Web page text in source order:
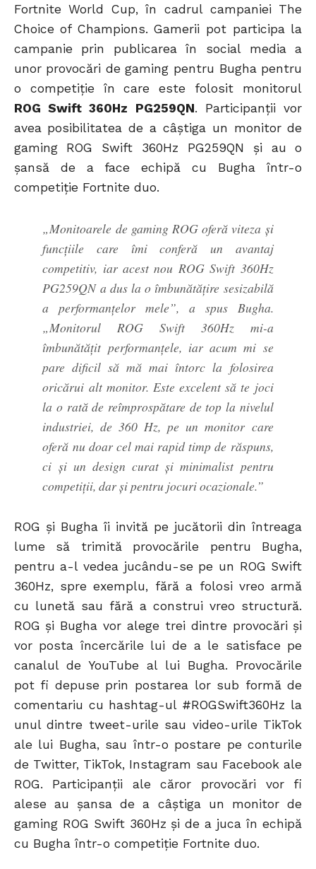
Fortnite World Cup, în cadrul campaniei The
Choice of Champions. Gamerii pot participa la
campanie prin publicarea în social media a
unor provocări de gaming pentru Bugha pentru
o competiție în care este folosit monitorul
ROG Swift 360Hz PG259QN. Participanții vor
avea posibilitatea de a câștiga un monitor de
gaming ROG Swift 360Hz PG259QN și au o
șansă de a face echipă cu Bugha într-o
competiție Fortnite duo.
„Monitoarele de gaming ROG oferă viteza și
funcțiile care îmi conferă un avantaj
competitiv, iar acest nou ROG Swift 360Hz
PG259QN a dus la o îmbunătățire sesizabilă
a performanțelor mele”, a spus Bugha.
„Monitorul ROG Swift 360Hz mi-a
îmbunătățit performanțele, iar acum mi se
pare dificil să mă mai întorc la folosirea
oricărui alt monitor. Este excelent să te joci
la o rată de reîmprospătare de top la nivelul
industriei, de 360 Hz, pe un monitor care
oferă nu doar cel mai rapid timp de răspuns,
ci și un design curat și minimalist pentru
competiții, dar și pentru jocuri ocazionale.”
ROG și Bugha îi invită pe jucătorii din întreaga
lume să trimită provocările pentru Bugha,
pentru a-l vedea jucându-se pe un ROG Swift
360Hz, spre exemplu, fără a folosi vreo armă
cu lunetă sau fără a construi vreo structură.
ROG și Bugha vor alege trei dintre provocări și
vor posta încercările lui de a le satisface pe
canalul de YouTube al lui Bugha. Provocările
pot fi depuse prin postarea lor sub formă de
comentariu cu hashtag-ul #ROGSwift360Hz la
unul dintre tweet-urile sau video-urile TikTok
ale lui Bugha, sau într-o postare pe conturile
de Twitter, TikTok, Instagram sau Facebook ale
ROG. Participanții ale căror provocări vor fi
alese au șansa de a câștiga un monitor de
gaming ROG Swift 360Hz și de a juca în echipă
cu Bugha într-o competiție Fortnite duo.